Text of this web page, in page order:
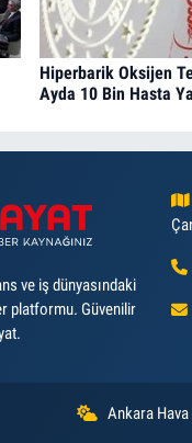
Hiperbarik Oksijen
Ayda 10 Bin Hasta
ve iş dünyasındaki
platformu. Güvenilir
Ankara